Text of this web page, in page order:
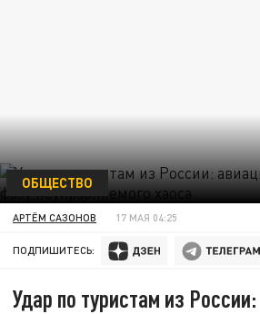
ОБЩЕСТВО
АРТЁМ САЗОНОВ 17 МАЯ 04:25
ПОДПИШИТЕСЬ:
Удар по туристам из